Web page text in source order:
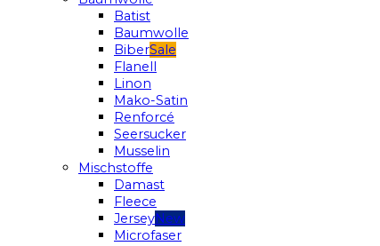
Batist
Baumwolle
Biber
Flanell
Linon
Mako-Satin
Renforcé
Seersucker
Musselin
Mischstoffe
Damast
Fleece
Jersey
Microfaser